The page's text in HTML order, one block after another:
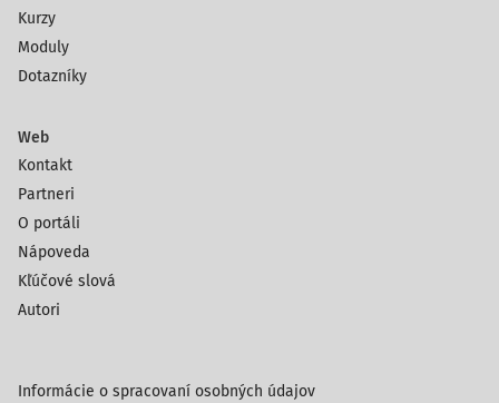
Kurzy
Moduly
Dotazníky
Web
Kontakt
Partneri
O portáli
Nápoveda
Kľúčové slová
Autori
Informácie o spracovaní osobných údajov